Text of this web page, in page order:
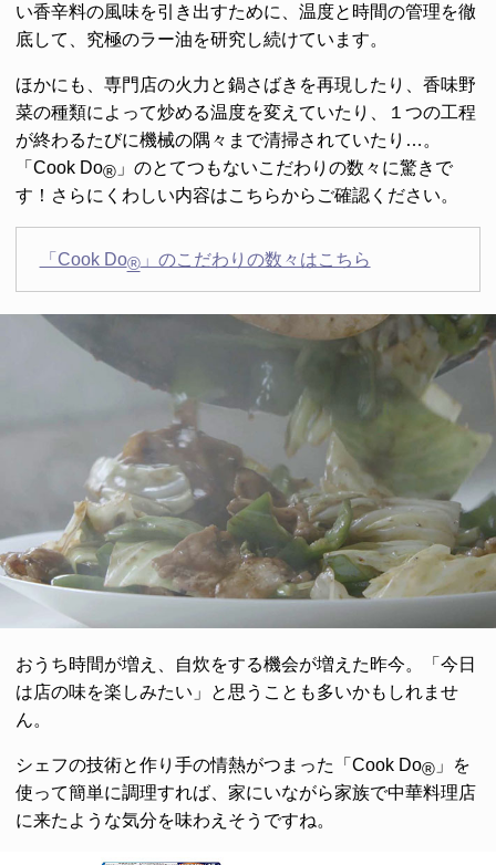
い香辛料の風味を引き出すために、温度と時間の管理を徹
底して、究極のラー油を研究し続けています。
ほかにも、専門店の火力と鍋さばきを再現したり、香味野
菜の種類によって炒める温度を変えていたり、１つの工程
が終わるたびに機械の隅々まで清掃されていたり…。
「Cook Do® 」のとてつもないこだわりの数々に驚きで
す！さらにくわしい内容はこちらからご確認ください。
「Cook Do®」のこだわりの数々はこちら
おうち時間が増え、自炊をする機会が増えた昨今。「今日
は店の味を楽しみたい」と思うことも多いかもしれませ
ん。
シェフの技術と作り手の情熱がつまった「Cook Do® 」を
使って簡単に調理すれば、家にいながら家族で中華料理店
に来たような気分を味わえそうですね。